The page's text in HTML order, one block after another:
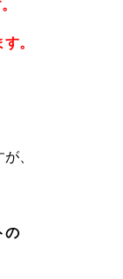
。
、
の